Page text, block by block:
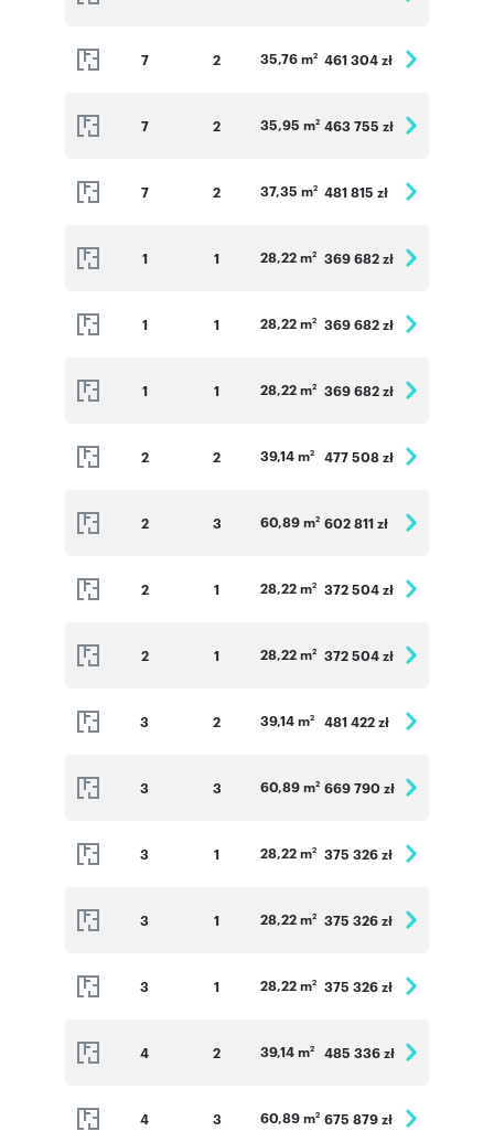
7 2 35,76 m2 461 304 zł
7 2 35,95 m2 463 755 zł
7 2 37,35 m2 481 815 zł
1 1 28,22 m2 369 682 zł
1 1 28,22 m2 369 682 zł
1 1 28,22 m2 369 682 zł
2 2 39,14 m2 477 508 zł
2 3 60,89 m2 602 811 zł
2 1 28,22 m2 372 504 zł
2 1 28,22 m2 372 504 zł
3 2 39,14 m2 481 422 zł
3 3 60,89 m2 669 790 zł
3 1 28,22 m2 375 326 zł
3 1 28,22 m2 375 326 zł
3 1 28,22 m2 375 326 zł
4 2 39,14 m2 485 336 zł
4 3 60,89 m2 675 879 zł